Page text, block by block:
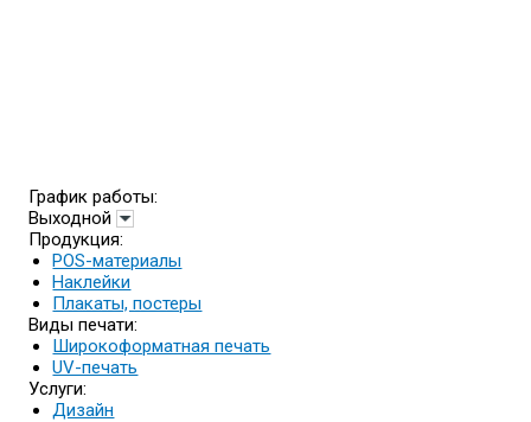
График работы:
Выходной
Продукция:
POS-материалы
Наклейки
Плакаты, постеры
Виды печати:
Широкоформатная печать
UV-печать
Услуги:
Дизайн